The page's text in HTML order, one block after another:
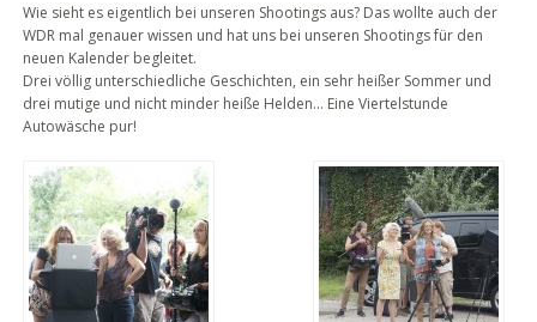
Wie sieht es eigentlich bei unseren Shootings aus? Das wollte auch der
WDR mal genauer wissen und hat uns bei unseren Shootings für den
neuen Kalender begleitet.
Drei völlig unterschiedliche Geschichten, ein sehr heißer Sommer und
drei mutige und nicht minder heiße Helden… Eine Viertelstunde
Autowäsche pur!